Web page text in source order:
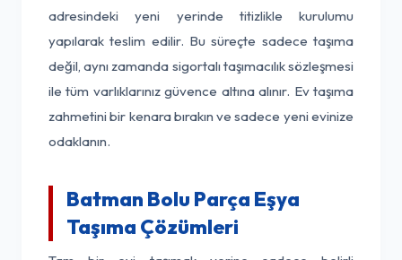
adresindeki yeni yerinde titizlikle kurulumu
yapılarak teslim edilir. Bu süreçte sadece taşıma
değil, aynı zamanda sigortalı taşımacılık sözleşmesi
ile tüm varlıklarınız güvence altına alınır. Ev taşıma
zahmetini bir kenara bırakın ve sadece yeni evinize
odaklanın.
Batman Bolu Parça Eşya
Taşıma Çözümleri